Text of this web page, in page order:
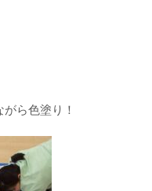
ら色塗り！